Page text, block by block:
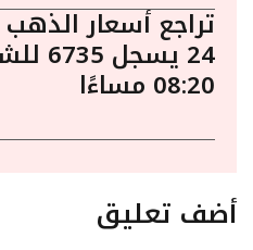
تراجع أسعار
24
08:20 مساءًا
أضف تعليق